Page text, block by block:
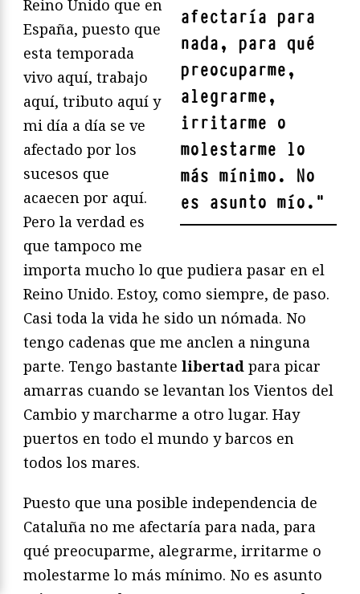
afectaría para
nada, para qué
preocuparme,
alegrarme,
irritarme o
molestarme lo
más mínimo. No
es asunto mío. "
Reino Unido que en
España, puesto que
esta temporada
vivo aquí, trabajo
aquí, tributo aquí y
mi día a día se ve
afectado por los
sucesos que
acaecen por aquí.
Pero la verdad es
que tampoco me
importa mucho lo que pudiera pasar en el
Reino Unido. Estoy, como siempre, de paso.
Casi toda la vida he sido un nómada. No
tengo cadenas que me anclen a ninguna
parte. Tengo bastante libertad para picar
amarras cuando se levantan los Vientos del
Cambio y marcharme a otro lugar. Hay
puertos en todo el mundo y barcos en
todos los mares.
Puesto que una posible independencia de
Cataluña no me afectaría para nada, para
qué preocuparme, alegrarme, irritarme o
molestarme lo más mínimo. No es asunto